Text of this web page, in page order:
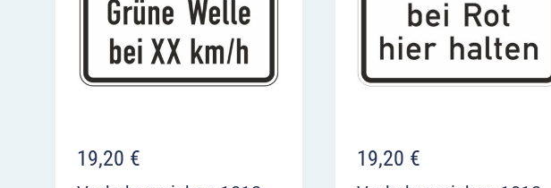
19,20 € 19,20 €